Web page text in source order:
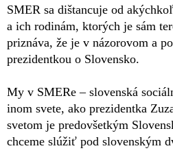
SMER sa dištancuje od
a ich rodinám, ktorých je sám
priznáva, že je v názorovom a
prezidentkou o Slovensko.
My v SMERe – slovenská
inom svete, ako prezidentka
svetom je predovšetkým
chceme slúžiť pod slovenským